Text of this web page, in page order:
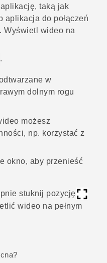
taką jak
aplikacja do połączeń
Wyświetl wideo na
.
w
dolnym rogu
możesz
np. korzystać z
okno, aby przenieść
stuknij pozycję
wideo na pełnym